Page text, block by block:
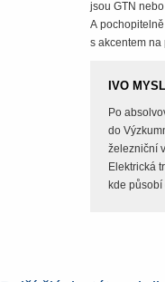
jsou GTN
A
s akcentem
IVO
Po
do
železniční
Elektrická
kde působí